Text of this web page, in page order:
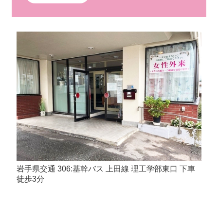
岩手県交通 306:基幹バス 上田線 理工学部東口 下車
徒歩3分